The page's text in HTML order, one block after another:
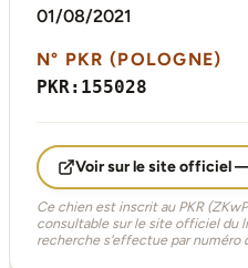
01/08/2021
N° PKR (POLOGNE)
PKR:155028
Voir sur le site officiel
Ce chien est inscrit au PKR
consultable sur le site officiel du
recherche s'effectue par numéro